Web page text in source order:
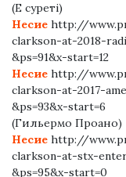
(Е суреті)
Несие http://
clarkson-at-2018-
&ps=91&x-start=12
Несие http://
clarkson-at-2017-
&ps=93&x-start=6
(Гильермо Проано)
Несие http://
clarkson-at-stx-
&ps=95&x-start=0